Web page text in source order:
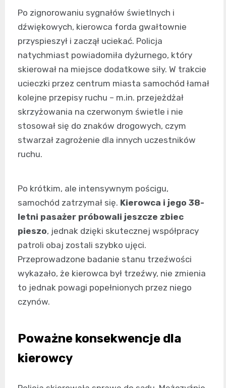
Po zignorowaniu sygnałów świetlnych i
dźwiękowych, kierowca forda gwałtownie
przyspieszył i zaczął uciekać. Policja
natychmiast powiadomiła dyżurnego, który
skierował na miejsce dodatkowe siły. W trakcie
ucieczki przez centrum miasta samochód łamał
kolejne przepisy ruchu – m.in. przejeżdżał
skrzyżowania na czerwonym świetle i nie
stosował się do znaków drogowych, czym
stwarzał zagrożenie dla innych uczestników
ruchu.
Po krótkim, ale intensywnym pościgu,
samochód zatrzymał się. Kierowca i jego 38-
letni pasażer próbowali jeszcze zbiec
pieszo, jednak dzięki skutecznej współpracy
patroli obaj zostali szybko ujęci.
Przeprowadzone badanie stanu trzeźwości
wykazało, że kierowca był trzeźwy, nie zmienia
to jednak powagi popełnionych przez niego
czynów.
Poważne konsekwencje dla
kierowcy